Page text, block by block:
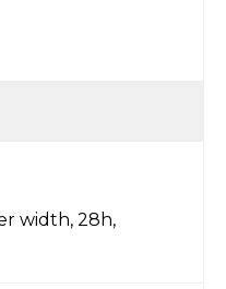
width, 28h,